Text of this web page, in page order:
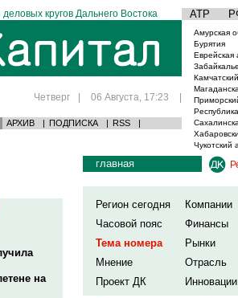
кругов Дальнего Востока АТР
Четверг | 06 Августа, 17:23 |
АРХИВ | ПОДПИСКА | RSS |
Амурская
Бурятия
Еврейская
Чукотский
на
главная
Регион сегодня
Компании
Часовой пояс
Финансы
Тема номера
Рынки
Мнение
Отрасль
Проект ДК
Инновации